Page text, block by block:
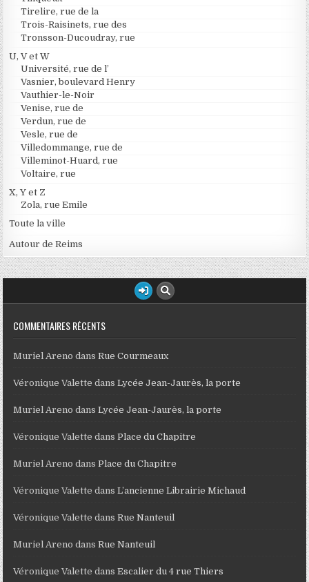
Tirelire, rue de la
Trois-Raisinets, rue des
Tronsson-Ducoudray, rue
U, V et W
Université, rue de l’
Vasnier, boulevard Henry
Vauthier-le-Noir
Venise, rue de
Verdun, rue de
Vesle, rue de
Villedommange, rue de
Villeminot-Huard, rue
Voltaire, rue
X, Y et Z
Zola, rue Emile
Toute la ville
Autour de Reims
COMMENTAIRES RÉCENTS
Muriel Areno dansRue Courmeaux
Véronique Valette dansLycée Jean-Jaurès, la porte
Muriel Areno dansLycée Jean-Jaurès, la porte
Véronique Valette dansPlace du Chapitre
Muriel Areno dansPlace du Chapitre
Véronique Valette dansL’ancienne Librairie Michaud
Véronique Valette dansRue Nanteuil
Muriel Areno dansRue Nanteuil
Véronique Valette dansEscalier du 4 rue Thiers